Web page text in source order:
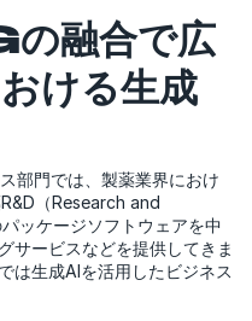
融合で広
ける生成
部門では、製薬業界におけ
（Research and
ッケージソフトウェアを中
サービスなどを提供してきま
は生成AIを活用したビジネス